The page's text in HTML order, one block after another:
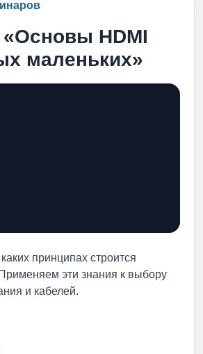
HDMI
маленьких»
принципах строится
эти знания к выбору
и кабелей.